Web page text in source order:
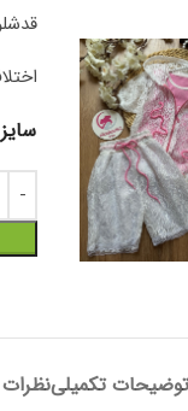
سایز
توضیحات تکمیلینظرات